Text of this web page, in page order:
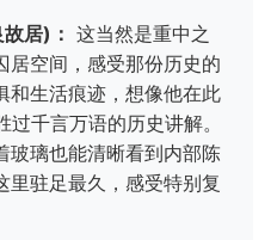
居)： 这当然是重中之
居空间，感受那份历史的
和生活痕迹，想像他在此
千言万语的历史讲解。
玻璃也能清晰看到内部陈
里驻足最久，感受特别复